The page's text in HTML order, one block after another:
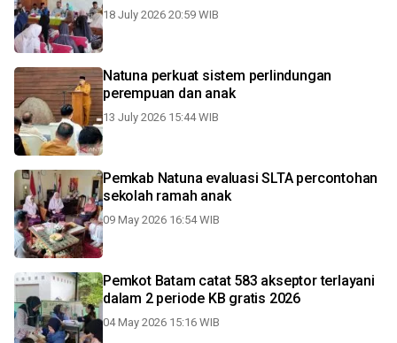
18 July 2026 20:59 WIB
Natuna perkuat sistem perlindungan
perempuan dan anak
13 July 2026 15:44 WIB
Pemkab Natuna evaluasi SLTA percontohan
sekolah ramah anak
09 May 2026 16:54 WIB
Pemkot Batam catat 583 akseptor terlayani
dalam 2 periode KB gratis 2026
04 May 2026 15:16 WIB